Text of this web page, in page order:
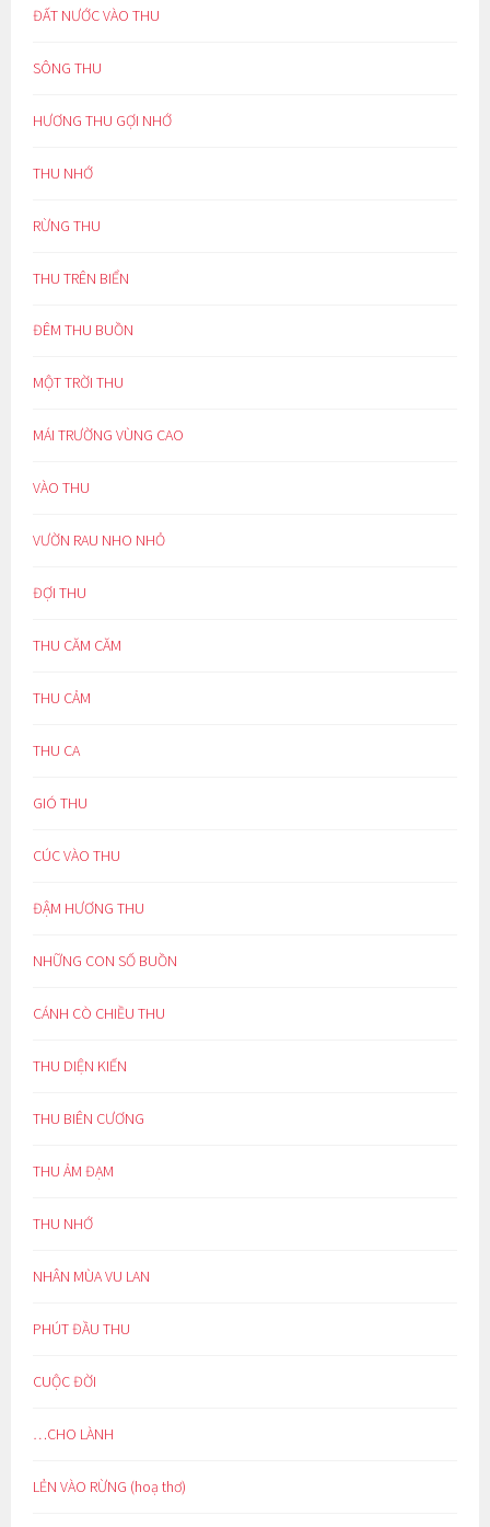
ĐẤT NƯỚC VÀO THU
SÔNG THU
HƯƠNG THU GỢI NHỚ
THU NHỚ
RỪNG THU
THU TRÊN BIỂN
ĐÊM THU BUỒN
MỘT TRỜI THU
MÁI TRƯỜNG VÙNG CAO
VÀO THU
VƯỜN RAU NHO NHỎ
ĐỢI THU
THU CĂM CĂM
THU CẢM
THU CA
GIÓ THU
CÚC VÀO THU
ĐẬM HƯƠNG THU
NHỮNG CON SỐ BUỒN
CÁNH CÒ CHIỀU THU
THU DIỆN KIẾN
THU BIÊN CƯƠNG
THU ẢM ĐẠM
THU NHỚ
NHÂN MÙA VU LAN
PHÚT ĐẦU THU
CUỘC ĐỜI
…CHO LÀNH
LẺN VÀO RỪNG (hoạ thơ)